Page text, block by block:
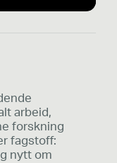
arbeid,
forskning
fagstoff:
nytt om